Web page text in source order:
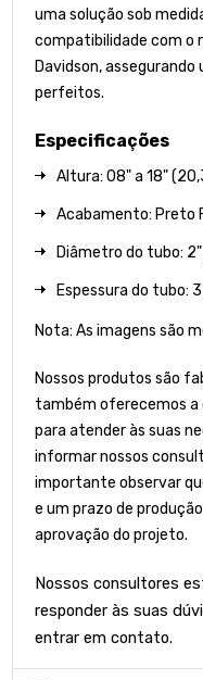
uma solução sob
compatibilidade com o
Davidson,
perfeitos.
Especificações
Altura: 08" a 18"
Acabamento: Preto
Diâmetro do tubo:
Espessura do tubo:
Nota: As imagens são
Nossos produtos são
também oferecemos a
para atender às suas
informar nossos
importante observar
e um prazo de
aprovação do projeto.
Nossos consultores
responder às suas
entrar em contato.